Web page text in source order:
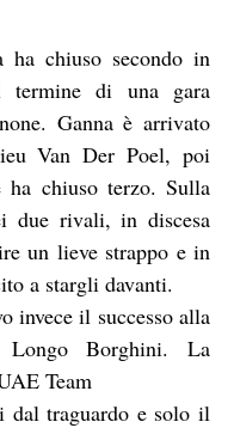
ha chiuso secondo in
termine di una gara
Ganna è arrivato
Van Der Poel, poi
ha chiuso terzo. Sulla
due rivali, in discesa
un lieve strappo e in
a stargli davanti.
invece il successo alla
Longo Borghini. La
Team
dal traguardo e solo il